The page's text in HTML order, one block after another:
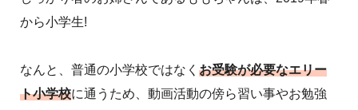
から小学生!
なんと、普通の小学校ではなく お受験が必要なエリー
ト小学校に通うため、動画活動の傍ら習い事やお勉強